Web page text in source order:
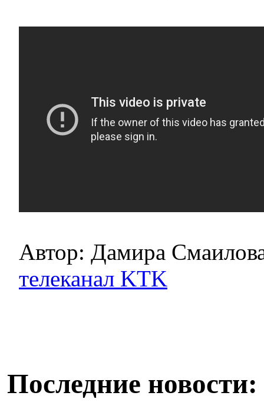
Автор: Дамира
телеканал KTK
Последние новости: